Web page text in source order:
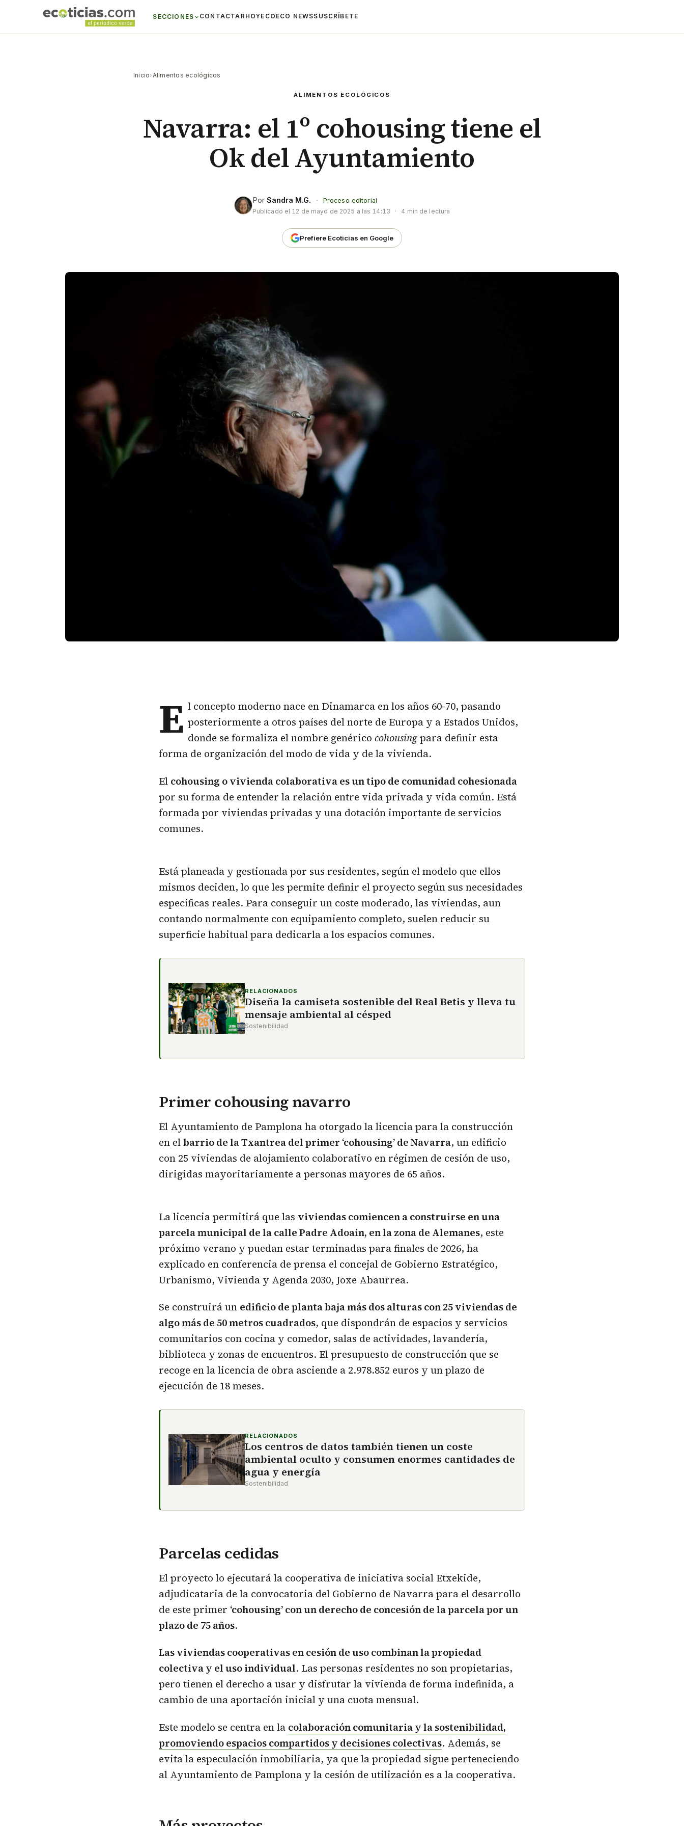
SECCIONES CONTACTAR HOYECO ECO NEWSSUSCRÍBETE
Inicio›Alimentos ecológicos
ALIMENTOS ECOLÓGICOS
Navarra: el 1º cohousing tiene el
Ok del Ayuntamiento
Por Sandra M.G. ·
Proceso editorial
Publicado el 12 de mayo de 2025 a las 14:13 · 4 min de lectura
Prefiere Ecoticias en Google
E l concepto moderno nace en Dinamarca en los años 60-70, pasando
posteriormente a otros países del norte de Europa y a Estados Unidos,
donde se formaliza el nombre genérico cohousingpara definir esta
forma de organización del modo de vida y de la vivienda.
El cohousing o vivienda colaborativa es un tipo de comunidad cohesionada
por su forma de entender la relación entre vida privada y vida común. Está
formada por viviendas privadas y una dotación importante de servicios
comunes.
Está planeada y gestionada por sus residentes, según el modelo que ellos
mismos deciden, lo que les permite definir el proyecto según sus necesidades
específicas reales. Para conseguir un coste moderado, las viviendas, aun
contando normalmente con equipamiento completo, suelen reducir su
superficie habitual para dedicarla a los espacios comunes.
RELACIONADOS
Diseña la camiseta sostenible del Real Betis y lleva tu
mensaje ambiental al césped
Sostenibilidad
Primer cohousing navarro
El Ayuntamiento de Pamplona ha otorgado la licencia para la construcción
en elbarrio de la Txantrea del primer ‘cohousing’ de Navarra, un edificio
con 25 viviendas de alojamiento colaborativo en régimen de cesión de uso,
dirigidas mayoritariamente a personas mayores de 65 años.
La licencia permitirá que las viviendas comiencen a construirse en una
parcela municipal de la calle Padre Adoain, en la zona de Alemanes, este
próximo verano y puedan estar terminadas para finales de 2026, ha
explicado en conferencia de prensa el concejal de Gobierno Estratégico,
Urbanismo, Vivienda y Agenda 2030, Joxe Abaurrea.
Se construirá un edificio de planta baja más dos alturas con 25 viviendas de
algo más de 50 metros cuadrados, que dispondrán de espacios y servicios
comunitarios con cocina y comedor, salas de actividades, lavandería,
biblioteca y zonas de encuentros. El presupuesto de construcción que se
recoge en la licencia de obra asciende a 2.978.852 euros y un plazo de
ejecución de 18 meses.
RELACIONADOS
Los centros de datos también tienen un coste
ambiental oculto y consumen enormes cantidades de
agua y energía
Sostenibilidad
Parcelas cedidas
El proyecto lo ejecutará la cooperativa de iniciativa social Etxekide,
adjudicataria de la convocatoria del Gobierno de Navarra para el desarrollo
de este primer ‘cohousing’ con un derecho de concesión de la parcela por un
plazo de 75 años.
Las viviendas cooperativas en cesión de uso combinan la propiedad
colectiva y el uso individual. Las personas residentes no son propietarias,
pero tienen el derecho a usar y disfrutar la vivienda de forma indefinida, a
cambio de una aportación inicial y una cuota mensual.
Este modelo se centra en la colaboración comunitaria y la sostenibilidad,
promoviendo espacios compartidos y decisiones colectivas. Además, se
evita la especulación inmobiliaria, ya que la propiedad sigue perteneciendo
al Ayuntamiento de Pamplona y la cesión de utilización es a la cooperativa.